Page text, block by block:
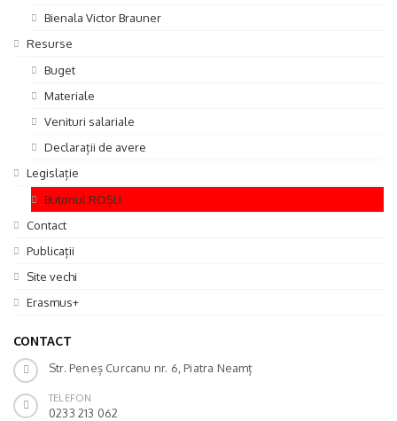
Bienala Victor Brauner
Resurse
Buget
Materiale
Venituri salariale
Declarații de avere
Legislație
Butonul ROȘU
Contact
Publicații
Site vechi
Erasmus+
CONTACT
Str. Peneș Curcanu nr. 6, Piatra Neamț
TELEFON
0233 213 062